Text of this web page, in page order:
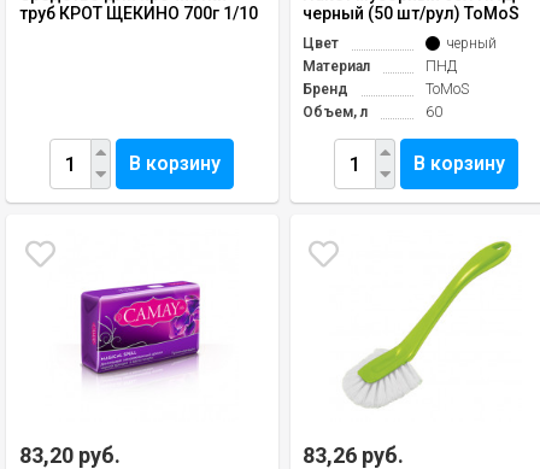
труб КРОТ ЩЕКИНО 700г 1/10
В корзину
черный (50 шт/рул) ToMoS
Цвет
черный
Материал
ПНД
Бренд
ToMoS
Объем, л
60
В корзину
83,20 руб. 83,26 руб.